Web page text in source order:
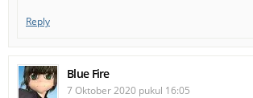
Reply
Blue Fire
7 Oktober 2020 pukul 16:05